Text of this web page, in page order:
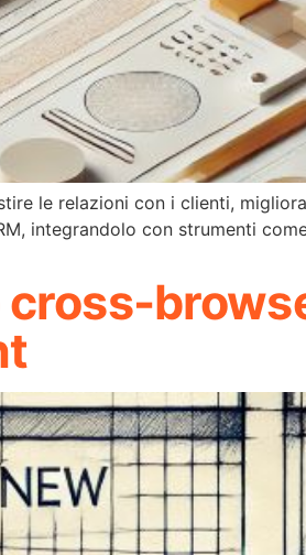
le relazioni con i clienti,
integrandolo con strumenti